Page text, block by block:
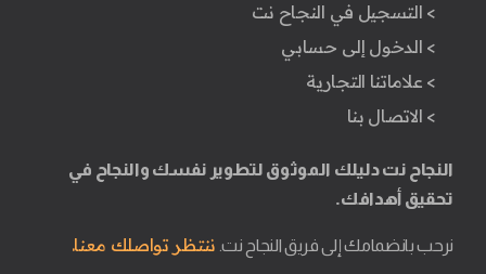
> التسجيل في النجاح نت
> الدخول إلى حسابي
> علاماتنا التجارية
> الاتصال بنا
النجاح نت دليلك الموثوق لتطوير نفسك والنجاح في
تحقيق أهدافك.
نرحب بانضمامك إلى فريق النجاح نت. ننتظر تواصلك معنا.